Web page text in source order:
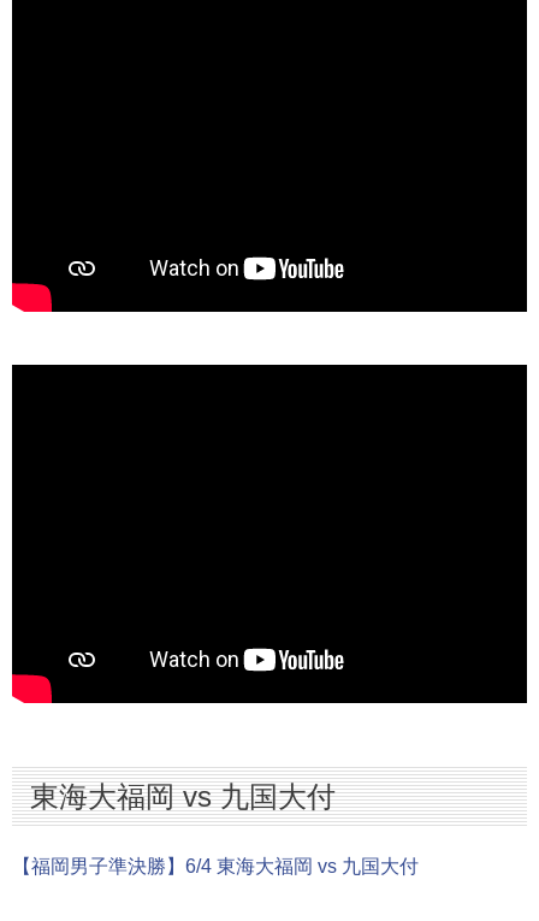
高稜 vs 修猷館
九国大付 vs 春日
希望が丘 vs 北筑
東海大福岡 vs 九国大付
【福岡男子準決勝】6/4 東海大福岡 vs 九国大付